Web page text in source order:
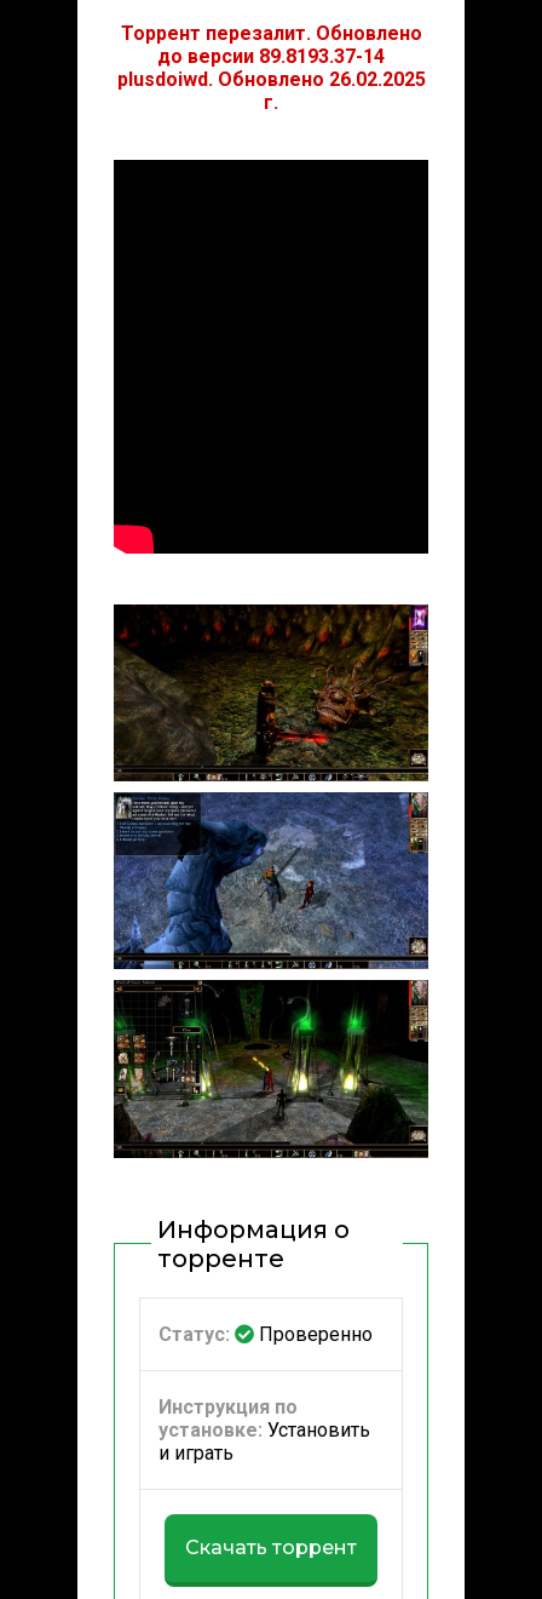
Торрент перезалит. Обновлено
до версии 89.8193.37-14
plusdoiwd. Обновлено 26.02.2025
г.
Информация о
торренте
Статус: Проверенно
Инструкция по
установке: Установить
и играть
Скачать торрент